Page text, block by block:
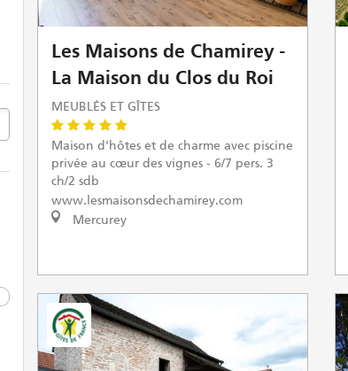
Les Maisons de Chamirey -
La Maison du Clos du Roi
MEUBLÉS ET GÎTES
Maison d'hôtes et de charme avec piscine
privée au cœur des vignes - 6/7 pers. 3
ch/2 sdb
www.lesmaisonsdechamirey.com
Mercurey